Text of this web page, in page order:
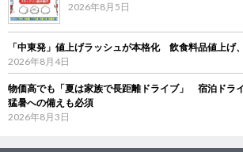
2026年8月5日
「中東発」値上げラッシュが本格化 飲食料品値上げ
2026年8月4日
物価高でも「夏は家族で長距離ドライブ」 宿泊ドラ
猛暑への備えも必須
2026年8月3日